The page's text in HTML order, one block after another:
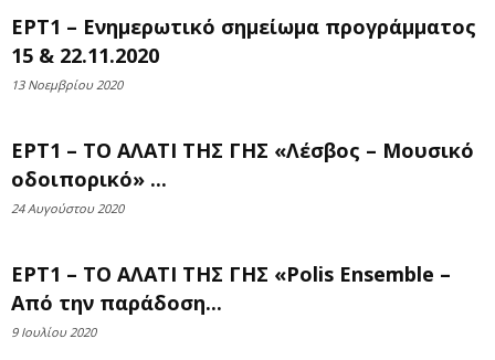
ΕΡΤ1 – Ενημερωτικό σημείωμα προγράμματος
15 & 22.11.2020
13 Νοεμβρίου 2020
ΕΡΤ1 – ΤΟ ΑΛΑΤΙ ΤΗΣ ΓΗΣ «Λέσβος – Μουσικό
οδοιπορικό» ...
24 Αυγούστου 2020
ΕΡΤ1 – ΤΟ ΑΛΑΤΙ ΤΗΣ ΓΗΣ «Polis Ensemble –
Από την παράδοση...
9 Ιουλίου 2020